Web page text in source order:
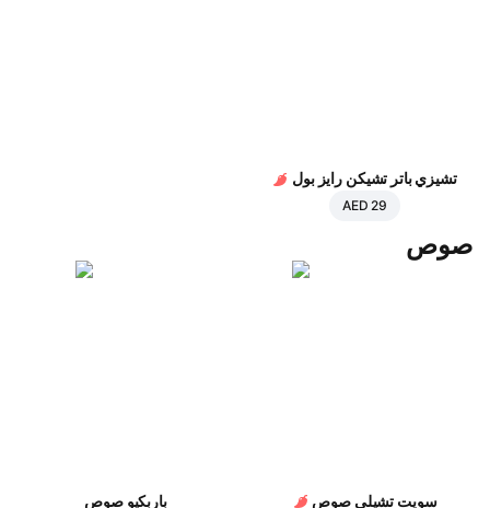
تشيزي باتر تشيكن رايز بول
AED 29
صوص
سويت تشيلي صوص باربكيو صوص